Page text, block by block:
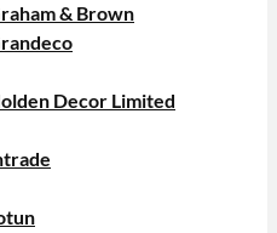
& Brown
Decor Limited